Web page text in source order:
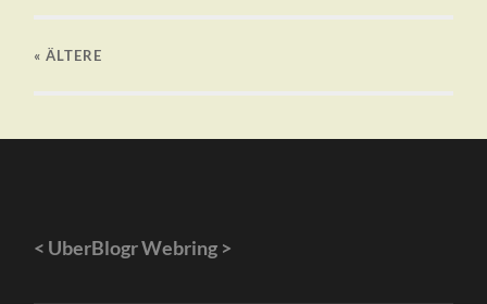
« ÄLTERE
< UberBlogr Webring >